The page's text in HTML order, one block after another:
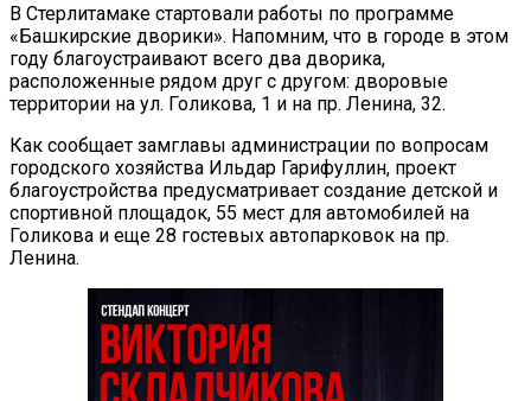
В Стерлитамаке стартовали работы по программе
«Башкирские дворики». Напомним, что в городе в этом
году благоустраивают всего два дворика,
расположенные рядом друг с другом: дворовые
территории на ул. Голикова, 1 и на пр. Ленина, 32.
Как сообщает замглавы администрации по вопросам
городского хозяйства Ильдар Гарифуллин, проект
благоустройства предусматривает создание детской и
спортивной площадок, 55 мест для автомобилей на
Голикова и еще 28 гостевых автопарковок на пр.
Ленина.